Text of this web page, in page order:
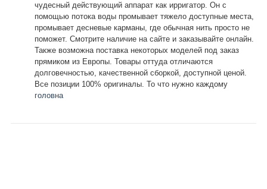
чудесный действующий аппарат как ирригатор. Он с
помощью потока воды промывает тяжело доступные места,
промывает десневые карманы, где обычная нить просто не
поможет. Смотрите наличие на сайте и заказывайте онлайн.
Также возможна поставка некоторых моделей под заказ
прямиком из Европы. Товары оттуда отличаются
долговечностью, качественной сборкой, доступной ценой.
Все позиции 100% оригиналы. То что нужно каждому
головна